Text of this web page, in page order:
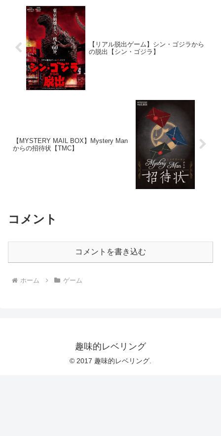
【リアル脱出ゲーム】シン・ゴジラから
の脱出【シン・ゴジラ】
【MYSTERY MAIL BOX】Mystery Man
からの招待状【TMC】
コメント
コメントを書き込む
ホーム ゲーム
趣味的レベリング
© 2017 趣味的レベリング.